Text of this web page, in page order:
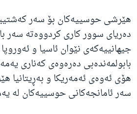
هێرشی حوسییەکان بۆ سەر کەشتییە
دەریای سوور کاری کردووەتە سەر
جیهانییەکەی نێوان ئاسیا و
بابولمەندەبی دەرەوەی کەناری
هۆی ئەوەی ئەمەریکا و بەڕیتانیا
سەر ئامانجەکانی حوسییەکان لە